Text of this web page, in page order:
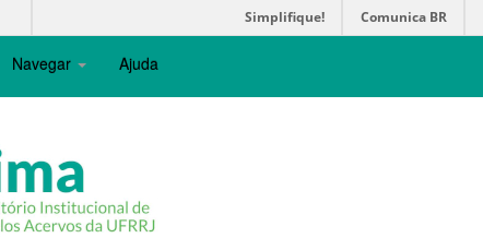
Simplifique! Comunica BR
Navegar Ajuda